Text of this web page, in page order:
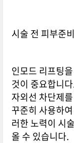
시술 전 피부준
인모드 리프팅
것이 중요합니
자외선 차단제
꾸준히 사용하
러한 노력이 시
올 수 있습니다.